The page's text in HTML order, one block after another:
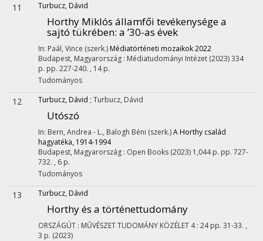
11 Turbucz, Dávid
Horthy Miklós államfői tevékenysége a
sajtó tükrében: a ’30-as évek
In: Paál, Vince (szerk.) Médiatörténeti mozaikok 2022
Budapest, Magyarország : Médiatudományi Intézet (2023)334
p. pp. 227-240. , 14 p.
Tudományos
12 Turbucz, Dávid ; Turbucz, Dávid
Utószó
In: Bern, Andrea - L., Balogh Béni (szerk.)A Horthy család
hagyatéka, 1914-1994
Budapest, Magyarország : Open Books (2023) 1,044 p. pp. 727-
732. , 6 p.
Tudományos
13 Turbucz, Dávid
Horthy és a történettudomány
ORSZÁGÚT : MŰVÉSZET TUDOMÁNY KÖZÉLET 4: 24 pp. 31-33. ,
3 p. (2023)